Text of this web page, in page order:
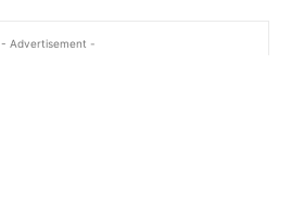
- Advertisement -